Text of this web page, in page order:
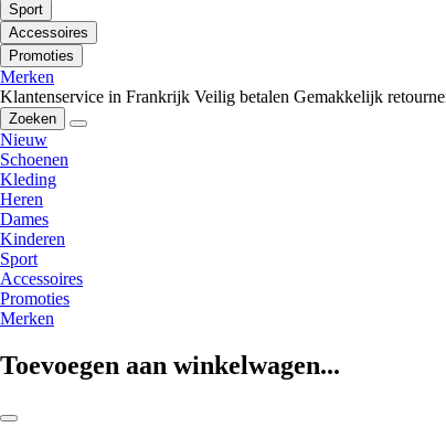
Sport
Accessoires
Promoties
Merken
Klantenservice in Frankrijk Veilig betalen Gemakkelijk
Zoeken
Nieuw
Schoenen
Kleding
Heren
Dames
Kinderen
Sport
Accessoires
Promoties
Merken
Toevoegen aan winkelwagen...